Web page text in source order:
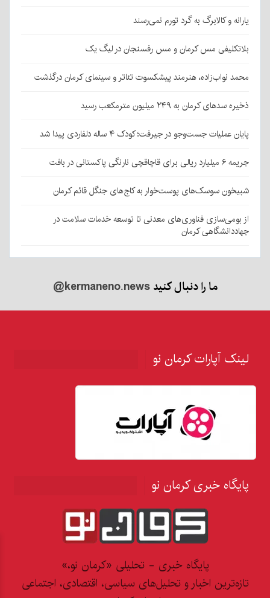
یارانه و کالابرگ به گرد تورم نمی‌رسند
بلاتکلیفی مس کرمان و مس رفسنجان در لیگ یک
محمد نواب‌زاده، هنرمند پیشکسوت تئاتر و سینمای کرمان درگذشت
ذخیره سدهای کرمان به ۲۴۹ میلیون مترمکعب رسید
پایان عملیات جست‌وجو در جیرفت؛ کودک ۴ ساله دلفاردی پیدا شد
جریمه ۶ میلیارد ریالی برای قاچاقچی نارنگی پاکستانی در بافت
شبیخون سوسک‌های پوست‌خوار به کاج‌های جنگل قائم کرمان
از بومی‌سازی فناوری‌های معدنی تا توسعه خدمات سلامت در
جهاددانشگاهی کرمان
ما را دنبال کنید@kermaneno.news
لینک آپارات کرمان نو
پایگاه خبری کرمان نو
پایگاه خبری - تحلیلی «کرمان نو،»
تازه‌ترین اخبار و تحلیل‌های سیاسی، اقتصادی، اجتماعی